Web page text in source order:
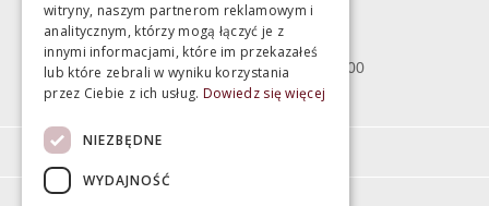
Bartycka 24/26 Hala 100
00-716 Warszawa
poniedziałek - piątek 10:00 - 18:00
sobota 10:00 - 15:00
witryny, naszym partnerom reklamowym i
analitycznym, którzy mogą łączyć je z
innymi informacjami, które im przekazałeś
lub które zebrali w wyniku korzystania
przez Ciebie z ich usług. Dowiedz się więcej
NIEZBĘDNE
WYDAJNOŚĆ